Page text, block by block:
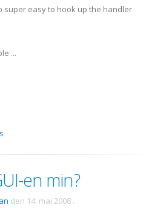
super easy to hook up the handler
...
en min?
den 14. mai 2008 .